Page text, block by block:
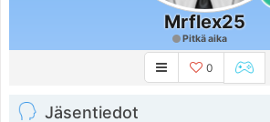
Mrflex25
Pitkä aika
0
Jäsentiedot